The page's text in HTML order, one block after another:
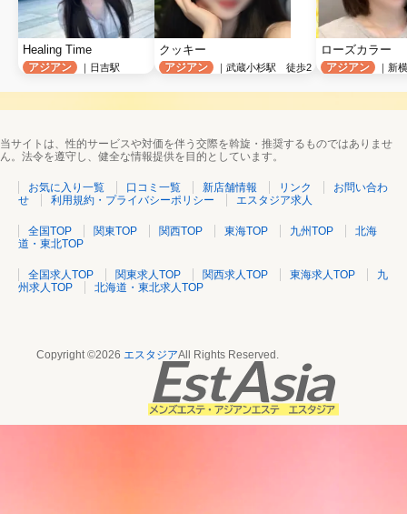
Healing Time
アジアン ｜日吉駅
クッキー
アジアン ｜武蔵小杉駅 徒歩2
ローズカラー
アジアン ｜新
当サイトは、性的サービスや対価を伴う交際を斡旋・推奨するものではありませ
ん。法令を遵守し、健全な情報提供を目的としています。
お気に入り一覧 口コミ一覧 新店舗情報 リンク
お問い合わ
せ
利用規約・プライバシーポリシー エスタジア求人
全国TOP 関東TOP 関西TOP 東海TOP 九州TOP
北海
道・東北TOP
全国求人TOP 関東求人TOP 関西求人TOP 東海求人TOP
九
州求人TOP
北海道・東北求人TOP
Copyright ©2026 エスタジアAll Rights Reserved.